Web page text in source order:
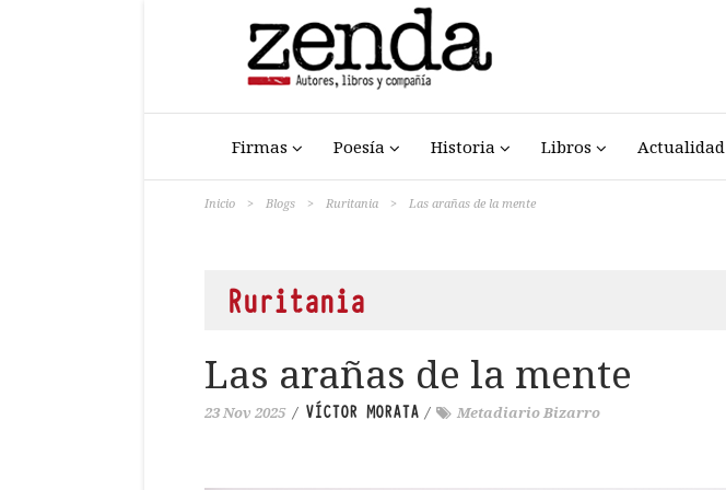
Firmas Poesía Historia Libros Actualidad
Inicio > Blogs > Ruritania > Las arañas de la mente
Ruritania
Las arañas de la mente
23 Nov 2025 / VÍCTOR MORATA / Metadiario Bizarro